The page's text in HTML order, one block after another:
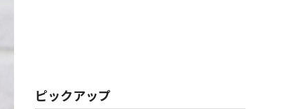
ピックアップ